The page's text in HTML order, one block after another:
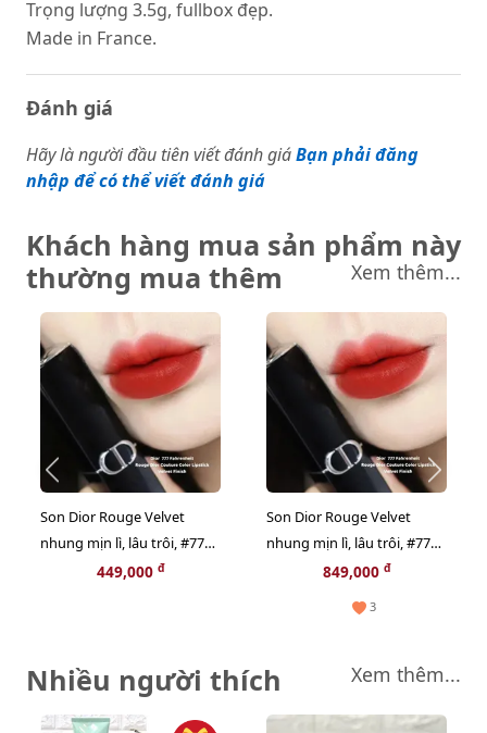
Trọng lượng 3.5g, fullbox đẹp.
Made in France.
Đánh giá
Hãy là người đầu tiên viết đánh giáBạn phải đăng
nhập để có thể viết đánh giá
Khách hàng mua sản phẩm này
thường mua thêm
Xem thêm...
Son Dior Rouge Velvet
nhung mịn lì, lâu trôi, #777 -
đỏ cam thời thượng, mini
449,000 đ
Son Dior Rouge Velvet
nhung mịn lì, lâu trôi, #777 -
đỏ ánh cam thời thượng
849,000 đ
3
Nhiều người thích Xem thêm...